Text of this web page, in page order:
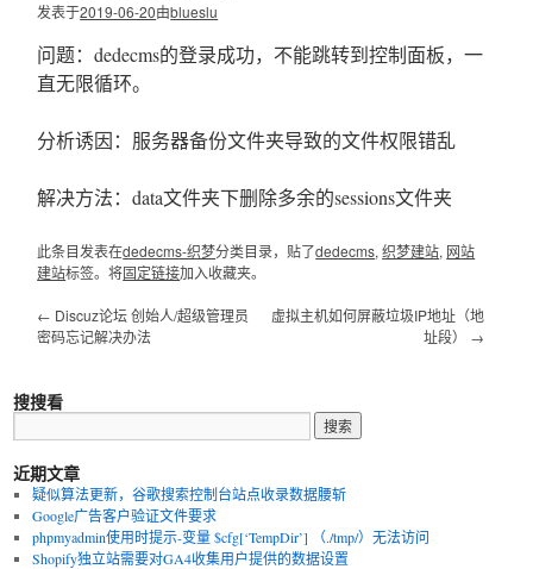
发表于2019-06-20由blueslu
问题：dedecms的登录成功，不能跳转到控制面板，一
直无限循环。
分析诱因：服务器备份文件夹导致的文件权限错乱
解决方法：data文件夹下删除多余的sessions文件夹
此条目发表在dedecms-织梦分类目录，贴了dedecms,织梦建站, 网站
建站标签。将固定链接加入收藏夹。
← Discuz论坛 创始人/超级管理员
密码忘记解决办法
虚拟主机如何屏蔽垃圾IP地址（地
址段） →
搜搜看
近期文章
疑似算法更新，谷歌搜索控制台站点收录数据腰斩
Google广告客户验证文件要求
phpmyadmin使用时提示-变量 $cfg[‘TempDir’] （./tmp/）无法访问
Shopify独立站需要对GA4收集用户提供的数据设置